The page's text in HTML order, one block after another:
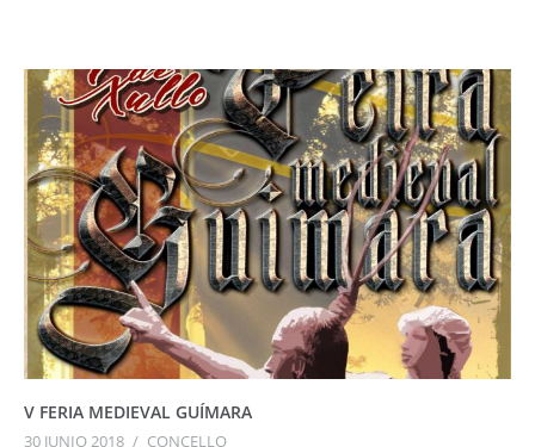
V FERIA MEDIEVAL GUÍMARA
30 JUNIO 2018 / CONCELLO